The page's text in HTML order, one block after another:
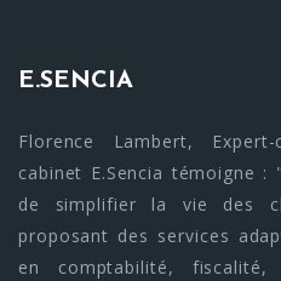
E.SENCIA
Florence Lambert,
cabinet E.Sencia témoigne
de simplifier la vie des
proposant des services
en comptabilité,